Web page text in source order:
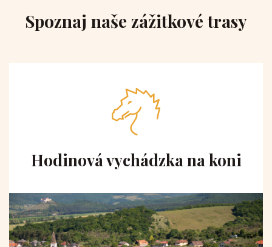
Spoznaj naše zážitkové trasy
Hodinová vychádzka na koni